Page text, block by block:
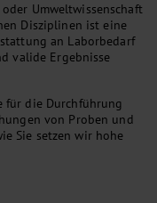
Umweltwissenschaft
Disziplinen ist eine
an Laborbedarf
valide Ergebnisse
für die Durchführung
von Proben und
Sie setzen wir hohe